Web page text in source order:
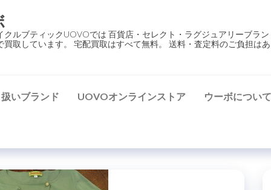
ルブティックUOVOでは 百貨店・セレクト・ラグジュアリーブラ
取しています。 宅配買取はすべて無料。 送料・査定料のご負担は
いブランド UOVOオンラインストア ウーボについて